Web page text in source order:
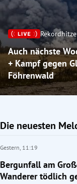
Rekordhitze
Auch nächste
+ Kampf gegen
Föhrenwald
Die neuesten
Gestern, 11:19
Bergunfall am
Wanderer tödlich